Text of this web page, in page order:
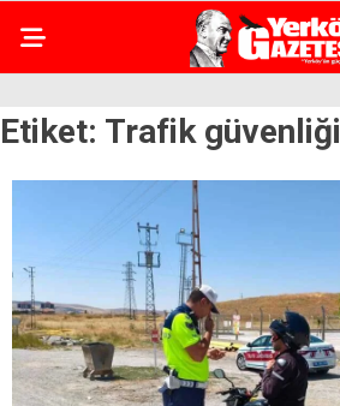
Etiket: Trafik güvenliği